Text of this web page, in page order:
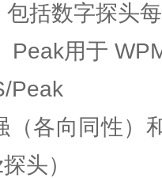
括数字探头
Peak用于
Peak
各向同性）
头）